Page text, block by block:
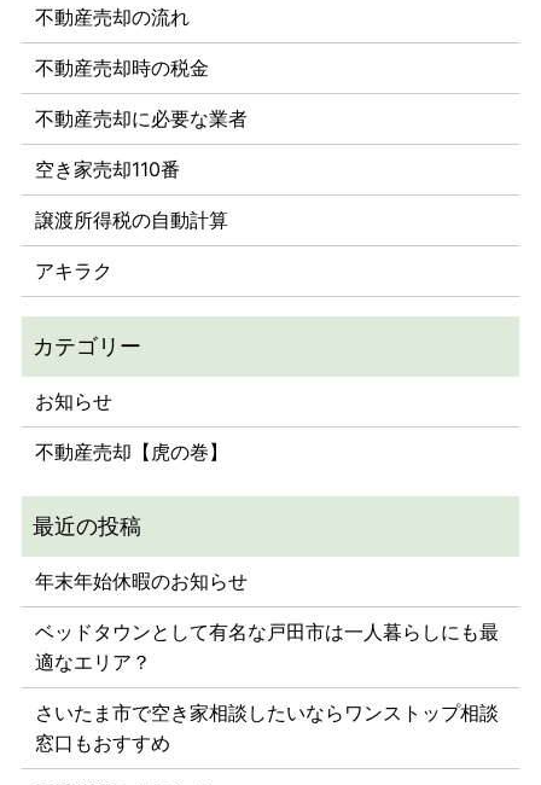
不動産売却の流れ
不動産売却時の税金
不動産売却に必要な業者
空き家売却110番
譲渡所得税の自動計算
アキラク
お知らせ
不動産売却【虎の巻】
年末年始休暇のお知らせ
ベッドタウンとして有名な戸田市は一人暮らしにも最
適なエリア？
さいたま市で空き家相談したいならワンストップ相談
窓口もおすすめ